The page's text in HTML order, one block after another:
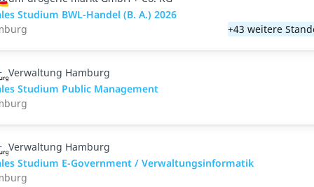
Studium BWL-Handel (B. A.) 2026
+43 weitere
Verwaltung Hamburg
Studium Public Management
Verwaltung Hamburg
Studium E-Government / Verwaltungsinformatik